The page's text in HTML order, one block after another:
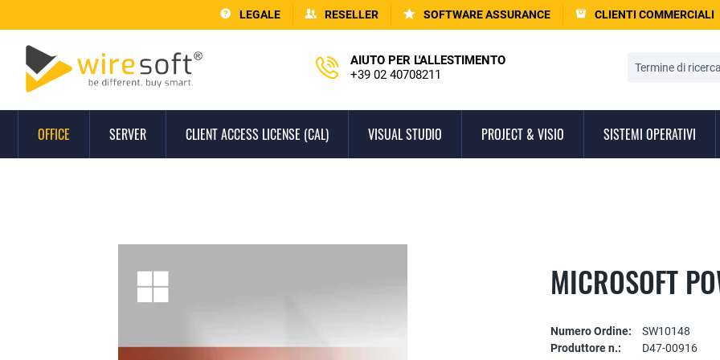
LEGALE RESELLER SOFTWARE ASSURANCE CLIENTI COMMERCIALI
AIUTO PER L'ALLESTIMENTO
+39 02 40708211
OFFICE SERVER CLIENT ACCESS LICENSE (CAL) VISUAL STUDIO PROJECT & VISIO SISTEMI OPERATIVI
MICROSOFT
Numero Ordine:
SW10148
Produttore n.:
D47-00916